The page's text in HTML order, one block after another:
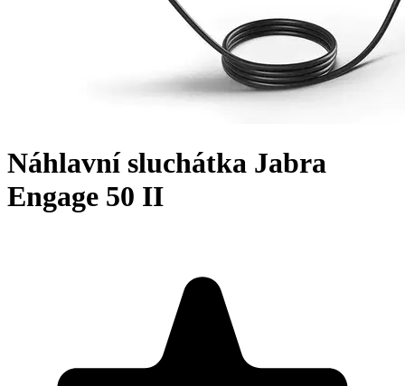
Náhlavní sluchátka Jabra
Engage 50 II